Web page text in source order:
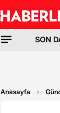
SON
Anasayfa